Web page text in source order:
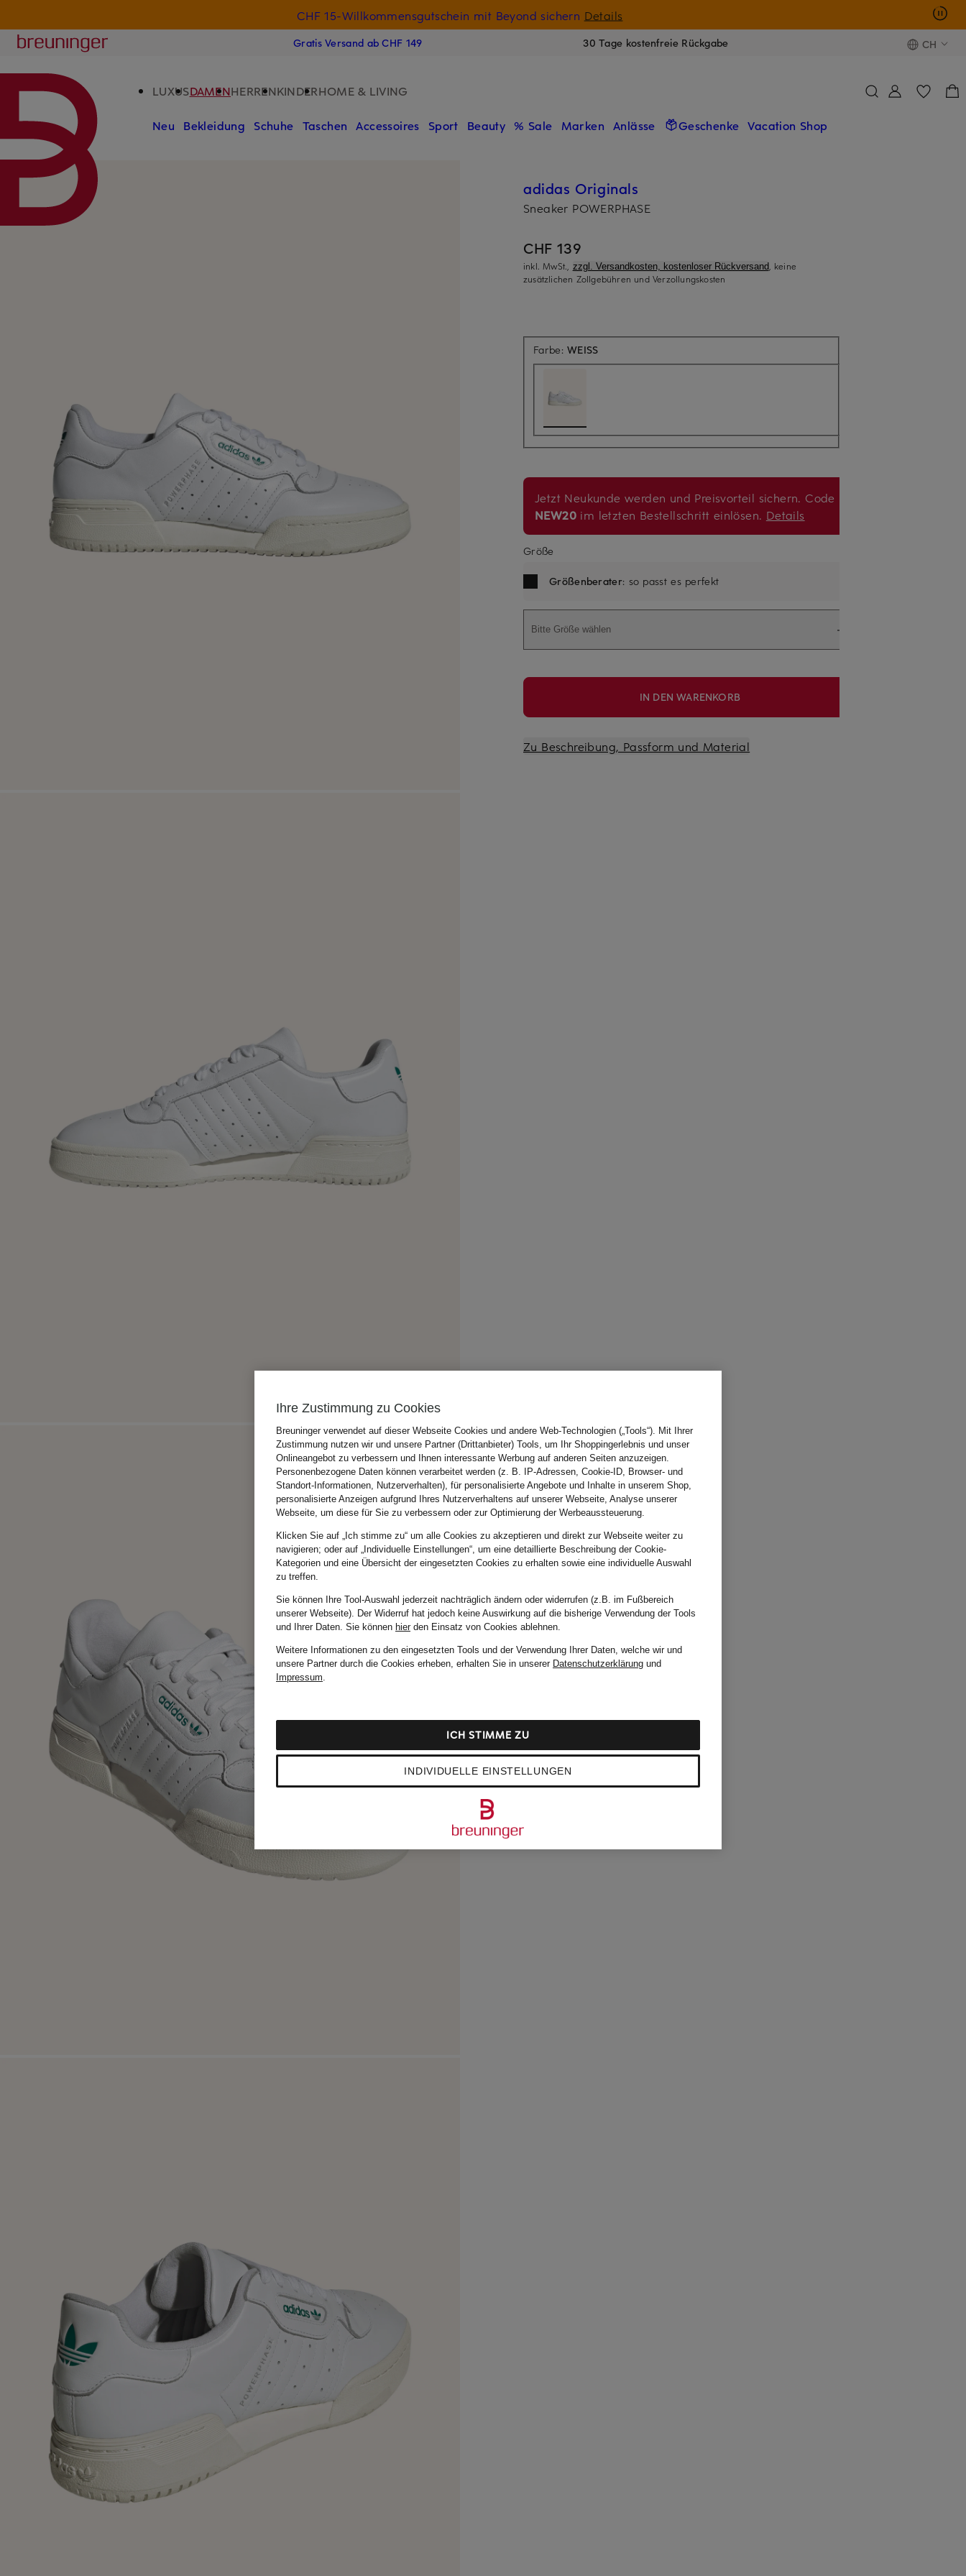
CHF 15-Willkommensgutschein mit Beyond sichern Details
Breuninger
Gratis Versand ab CHF 149 30 Tage kostenfreie Rückgabe CH
LUXUSDAMENHERRENKINDERHOME & LIVING
Neu Bekleidung Schuhe Taschen Accessoires Sport Beauty % Sale Marken Anlässe Geschenke Vacation Shop
adidas Originals
Sneaker POWERPHASE
CHF 139
inkl. MwSt., zzgl. Versandkosten, kostenloser Rückversand, keine
zusätzlichen Zollgebühren und Verzollungskosten
Farbe:WEISS
Jetzt Neukunde werden und Preisvorteil sichern. Code
NEW20 im letzten Bestellschritt einlösen. Details
Größe
Größenberater: so passt es perfekt
Bitte Größe wählen
IN DEN WARENKORB
Zu Beschreibung, Passform und Material
Ihre Zustimmung zu Cookies
Breuninger verwendet auf dieser Webseite Cookies und andere Web-Technologien („Tools“). Mit Ihrer
Zustimmung nutzen wir und unsere Partner (Drittanbieter) Tools, um Ihr Shoppingerlebnis und unser
Onlineangebot zu verbessern und Ihnen interessante Werbung auf anderen Seiten anzuzeigen.
Personenbezogene Daten können verarbeitet werden (z. B. IP-Adressen, Cookie-ID, Browser- und
Standort-Informationen, Nutzerverhalten), für personalisierte Angebote und Inhalte in unserem Shop,
personalisierte Anzeigen aufgrund Ihres Nutzerverhaltens auf unserer Webseite, Analyse unserer
Webseite, um diese für Sie zu verbessern oder zur Optimierung der Werbeaussteuerung.
Klicken Sie auf „Ich stimme zu“ um alle Cookies zu akzeptieren und direkt zur Webseite weiter zu
navigieren; oder auf „Individuelle Einstellungen“, um eine detaillierte Beschreibung der Cookie-
Kategorien und eine Übersicht der eingesetzten Cookies zu erhalten sowie eine individuelle Auswahl
zu treffen.
Sie können Ihre Tool-Auswahl jederzeit nachträglich ändern oder widerrufen (z.B. im Fußbereich
unserer Webseite). Der Widerruf hat jedoch keine Auswirkung auf die bisherige Verwendung der Tools
und Ihrer Daten. Sie können hierden Einsatz von Cookies ablehnen.
Weitere Informationen zu den eingesetzten Tools und der Verwendung Ihrer Daten, welche wir und
unsere Partner durch die Cookies erheben, erhalten Sie in unserer Datenschutzerklärung und
Impressum.
INDIVIDUELLE EINSTELLUNGEN
ICH STIMME ZU